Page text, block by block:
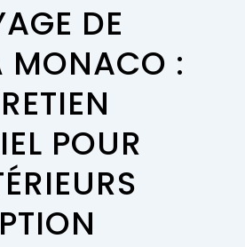
DE
MONACO :
POUR